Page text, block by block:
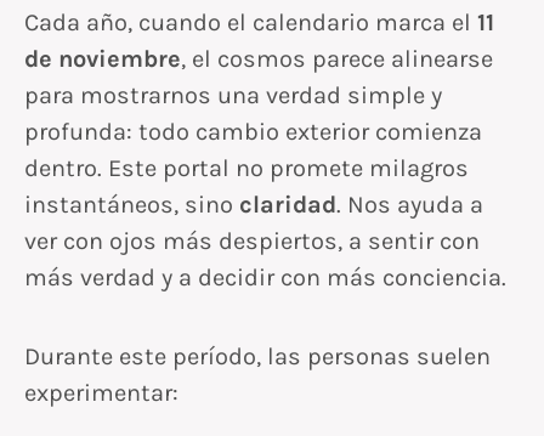
Cada año, cuando el calendario marca el 11
de noviembre, el cosmos parece alinearse
para mostrarnos una verdad simple y
profunda: todo cambio exterior comienza
dentro. Este portal no promete milagros
instantáneos, sino claridad. Nos ayuda a
ver con ojos más despiertos, a sentir con
más verdad y a decidir con más conciencia.
Durante este período, las personas suelen
experimentar: